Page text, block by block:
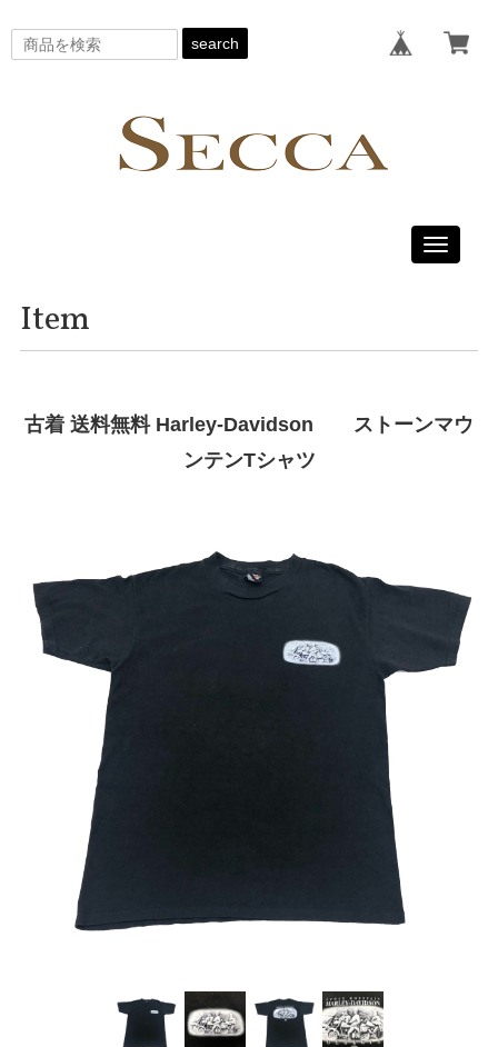
search
Toggle
Item
古着 送料無料 Harley-Davidson ストーンマウ
ンテンTシャツ